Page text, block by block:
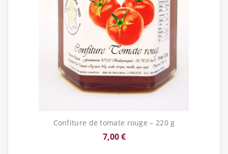
Confiture de tomate rouge – 220 g
7,00 €